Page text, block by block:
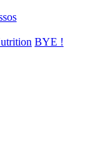
BYE !